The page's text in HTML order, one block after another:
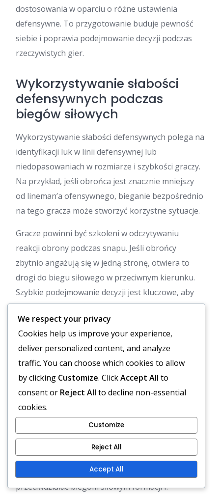
dostosowania w oparciu o różne ustawienia
defensywne. To przygotowanie buduje pewność
siebie i poprawia podejmowanie decyzji podczas
rzeczywistych gier.
Wykorzystywanie słabości
defensywnych podczas
biegów siłowych
Wykorzystywanie słabości defensywnych polega na
identyfikacji luk w linii defensywnej lub
niedopasowaniach w rozmiarze i szybkości graczy.
Na przykład, jeśli obrońca jest znacznie mniejszy
od lineman’a ofensywnego, bieganie bezpośrednio
na tego gracza może stworzyć korzystne sytuacje.
Gracze powinni być szkoleni w odczytywaniu
reakcji obrony podczas snapu. Jeśli obrońcy
zbytnio angażują się w jedną stronę, otwiera to
drogi do biegu siłowego w przeciwnym kierunku.
Szybkie podejmowanie decyzji jest kluczowe, aby
wykorzystać te okazje.
Wykorzystanie akcji w przeciwnym kierunku może
również być skuteczne. Udawanie biegu w jedną
stronę, a następnie wykonanie biegu siłowego w
drugą, może zaskoczyć obronę i stworzyć znaczne
zyski jardowe.
Typowe strategie defensywne
do przewidzenia
Strategie defensywne często obejmują blitzowanie
linebackerów lub gromadzenie obrońców, aby
przeciwdziałać biegom siłowym formacji I.
We respect your privacy
Cookies help us improve your experience,
deliver personalized content, and analyze
traffic. You can choose which cookies to allow
by clicking Customize. ClickAccept All to
consent or Reject All to decline non-essential
cookies.
Customize
Reject All
Accept All